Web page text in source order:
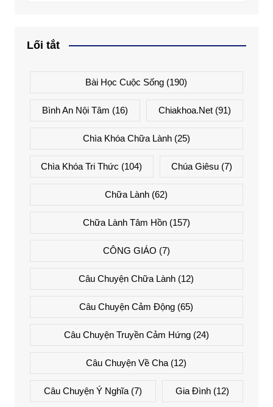
Lối tắt
Bài Học Cuộc Sống (190)
Bình An Nội Tâm (16) Chiakhoa.net (91)
Chìa Khóa Chữa Lành(25)
Chìa Khóa Tri Thức (104) Chúa Giêsu(7)
Chữa Lành (62)
Chữa Lành Tâm Hồn(157)
CÔNG GIÁO (7)
Câu Chuyện Chữa Lành (12)
Câu Chuyện Cảm Động (65)
Câu Chuyện Truyền Cảm Hứng(24)
Câu Chuyện Về Cha (12)
Câu Chuyện Ý Nghĩa(7) Gia Đình (12)